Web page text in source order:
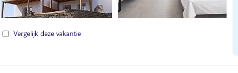
Vergelijk deze vakantie